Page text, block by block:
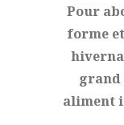
Pour
forme
grand
aliment